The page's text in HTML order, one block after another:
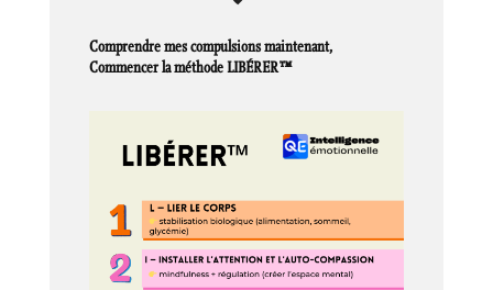
Comprendre mes compulsions maintenant,
Commencer la méthode LIBÉRER™